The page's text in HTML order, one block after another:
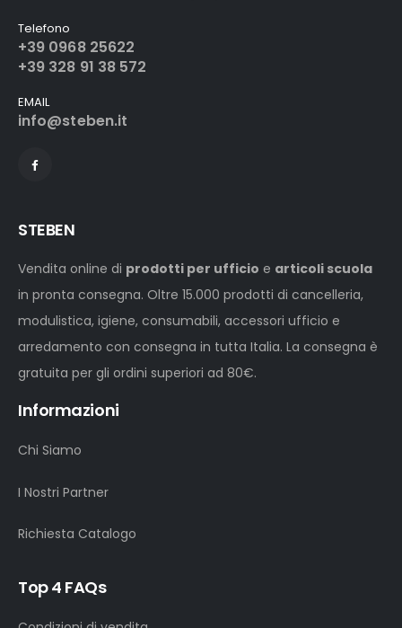
Telefono
+39 0968 25622
+39 328 91 38 572
EMAIL
info@steben.it
STEBEN
Vendita online di prodotti per ufficio e articoli scuola
in pronta consegna. Oltre 15.000 prodotti di cancelleria,
modulistica, igiene, consumabili, accessori ufficio e
arredamento con consegna in tutta Italia. La consegna è
gratuita per gli ordini superiori ad 80€.
Informazioni
Chi Siamo
I Nostri Partner
Richiesta Catalogo
Top 4 FAQs